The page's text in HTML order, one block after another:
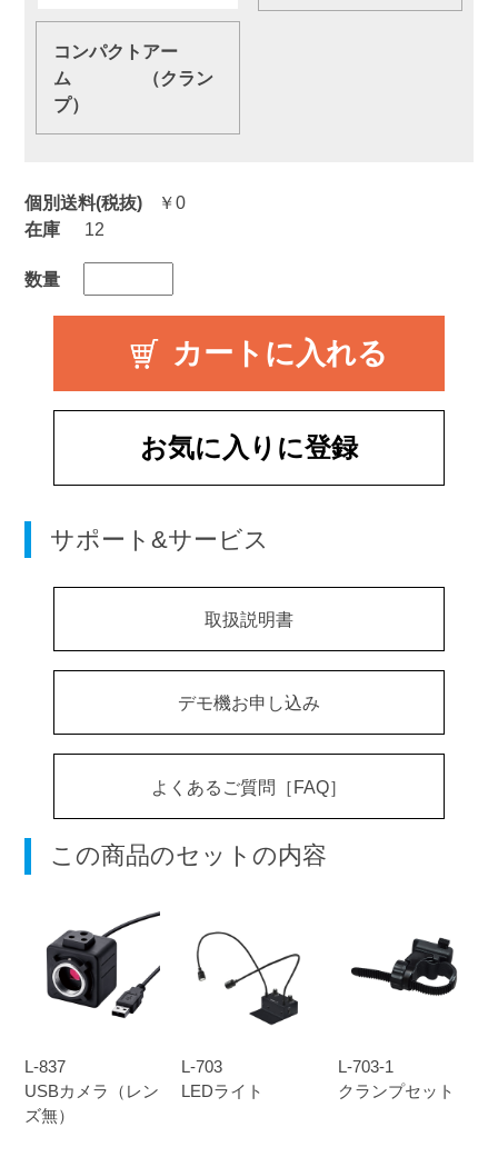
個別送料(税抜) ￥0
コンパクトアー
ム （クラン
プ）
在庫 12
数量
お気に入りに登録
サポート&サービス
取扱説明書
デモ機お申し込み
よくあるご質問［FAQ］
この商品のセットの内容
L-837
USBカメラ（レン
ズ無）
L-703
LEDライト
L-703-1
クランプセット